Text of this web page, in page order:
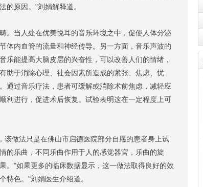
的原因。"刘娟解释道。
当人处在优美悦耳的音乐环境之中，促使人体分泌
体内血管的流量和神经传导。另一方面，音乐声波的
乐能提高大脑皮层的兴奋性，可以改善人们的情绪，
助于消除心理、社会因素所造成的紧张、焦虑、忧
通过音乐疗法，患者可缓解或消除术前焦虑，减轻应
利进行，促进术后恢复。试验表明这在一定程度上可
做法只是在佛山市启德医院部分自愿的患者身上试
的乐曲，不同乐曲作用于人的感觉器官，乐曲的旋
。"如果更多的临床数据显示，这一做法取得良好的效
特色。"刘娟医生介绍道。